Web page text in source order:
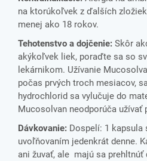
na ktorúkoľvek z ďalších
menej ako 18 rokov.
Tehotenstvo a dojčenie: Skôr
akýkoľvek liek, poraďte sa so
lekárnikom. Užívanie
počas prvých troch mesiacov,
hydrochlorid sa vylučuje do
Mucosolvan neodporúča užívať
Dávkovanie: Dospelí: 1 kapsula
uvoľňovaním jedenkrát denne.
ani žuvať, ale majú sa